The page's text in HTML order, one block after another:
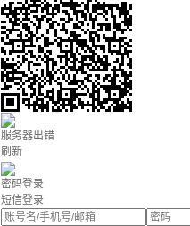
服务器出错
刷新
密码登录
短信登录